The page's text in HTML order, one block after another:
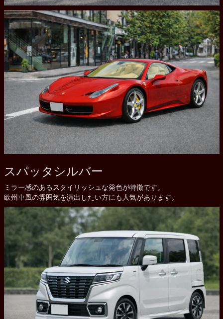
スパッタシルバー
ミラー感のあるスタイリッシュな発色が特徴です。
欧州車風の雰囲気を演出したい方にも人気があります。